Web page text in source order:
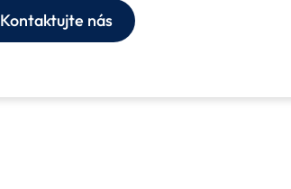
Kontaktujte nás